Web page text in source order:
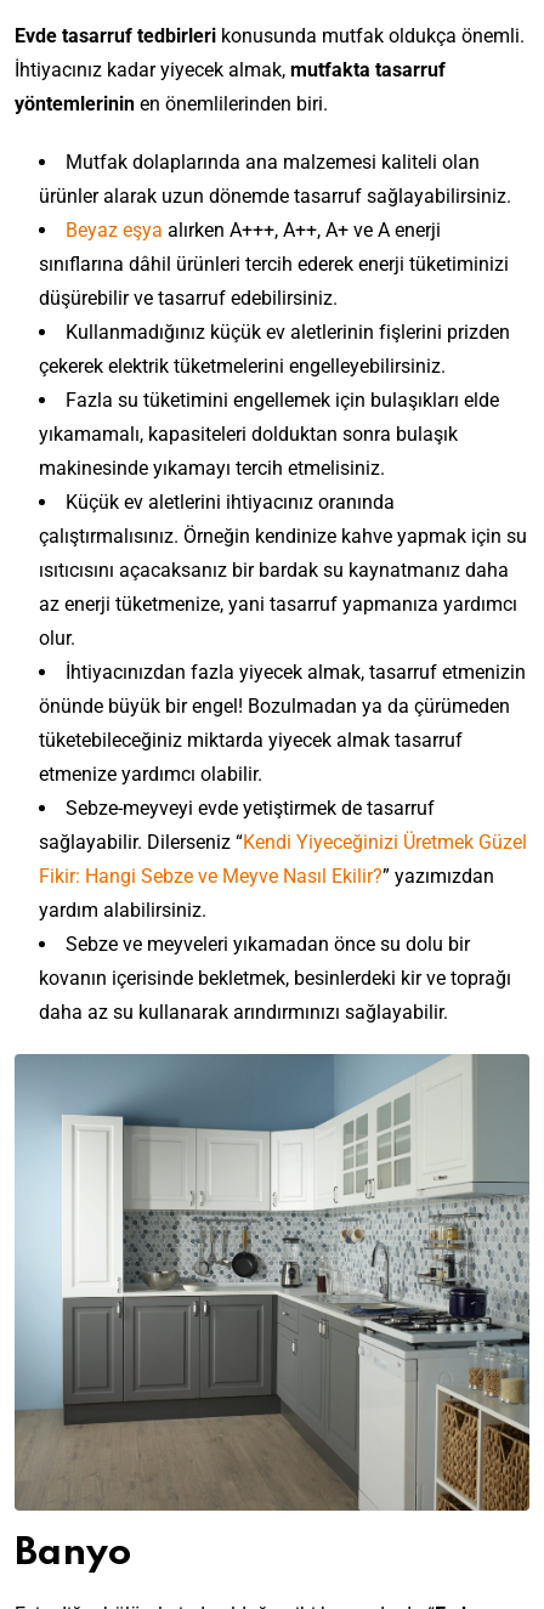
Evde tasarruf tedbirleri konusunda mutfak oldukça önemli.
İhtiyacınız kadar yiyecek almak, mutfakta tasarruf
yöntemlerinin en önemlilerinden biri.
Mutfak dolaplarında ana malzemesi kaliteli olan
ürünler alarak uzun dönemde tasarruf sağlayabilirsiniz.
Beyaz eşya alırken A+++, A++, A+ ve A enerji
sınıflarına dâhil ürünleri tercih ederek enerji tüketiminizi
düşürebilir ve tasarruf edebilirsiniz.
Kullanmadığınız küçük ev aletlerinin fişlerini prizden
çekerek elektrik tüketmelerini engelleyebilirsiniz.
Fazla su tüketimini engellemek için bulaşıkları elde
yıkamamalı, kapasiteleri dolduktan sonra bulaşık
makinesinde yıkamayı tercih etmelisiniz.
Küçük ev aletlerini ihtiyacınız oranında
çalıştırmalısınız. Örneğin kendinize kahve yapmak için su
ısıtıcısını açacaksanız bir bardak su kaynatmanız daha
az enerji tüketmenize, yani tasarruf yapmanıza yardımcı
olur.
İhtiyacınızdan fazla yiyecek almak, tasarruf etmenizin
önünde büyük bir engel! Bozulmadan ya da çürümeden
tüketebileceğiniz miktarda yiyecek almak tasarruf
etmenize yardımcı olabilir.
Sebze-meyveyi evde yetiştirmek de tasarruf
sağlayabilir. Dilerseniz “Kendi Yiyeceğinizi Üretmek Güzel
Fikir: Hangi Sebze ve Meyve Nasıl Ekilir?” yazımızdan
yardım alabilirsiniz.
Sebze ve meyveleri yıkamadan önce su dolu bir
kovanın içerisinde bekletmek, besinlerdeki kir ve toprağı
daha az su kullanarak arındırmınızı sağlayabilir.
Banyo